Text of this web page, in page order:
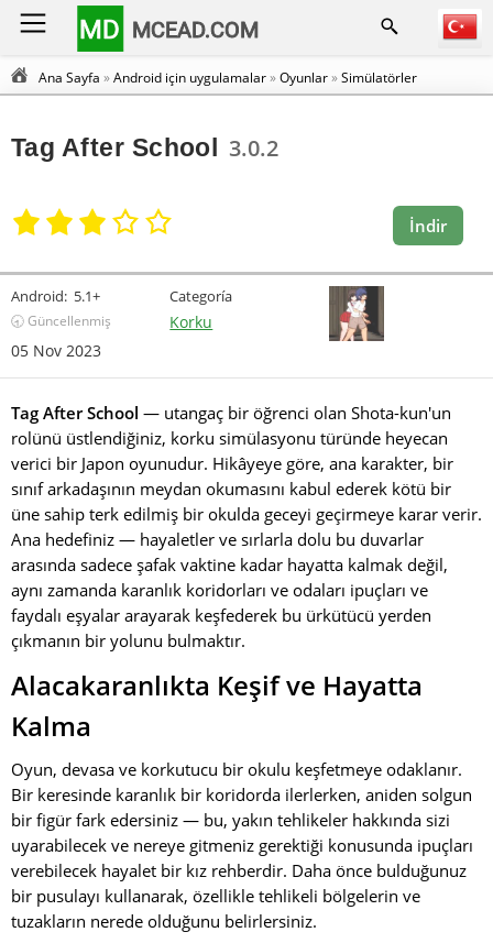
MD MCEAD.COM
Ana Sayfa »Android için uygulamalar»Oyunlar»Simülatörler
Tag After School 3.0.2
İndir
Android: 5.1+
🕣 Güncellenmiş
05 Nov 2023
Categoría
Korku
Tag After School — utangaç bir öğrenci olan Shota-kun'un
rolünü üstlendiğiniz, korku simülasyonu türünde heyecan
verici bir Japon oyunudur. Hikâyeye göre, ana karakter, bir
sınıf arkadaşının meydan okumasını kabul ederek kötü bir
üne sahip terk edilmiş bir okulda geceyi geçirmeye karar verir.
Ana hedefiniz — hayaletler ve sırlarla dolu bu duvarlar
arasında sadece şafak vaktine kadar hayatta kalmak değil,
aynı zamanda karanlık koridorları ve odaları ipuçları ve
faydalı eşyalar arayarak keşfederek bu ürkütücü yerden
çıkmanın bir yolunu bulmaktır.
Alacakaranlıkta Keşif ve Hayatta
Kalma
Oyun, devasa ve korkutucu bir okulu keşfetmeye odaklanır.
Bir keresinde karanlık bir koridorda ilerlerken, aniden solgun
bir figür fark edersiniz — bu, yakın tehlikeler hakkında sizi
uyarabilecek ve nereye gitmeniz gerektiği konusunda ipuçları
verebilecek hayalet bir kız rehberdir. Daha önce bulduğunuz
bir pusulayı kullanarak, özellikle tehlikeli bölgelerin ve
tuzakların nerede olduğunu belirlersiniz.